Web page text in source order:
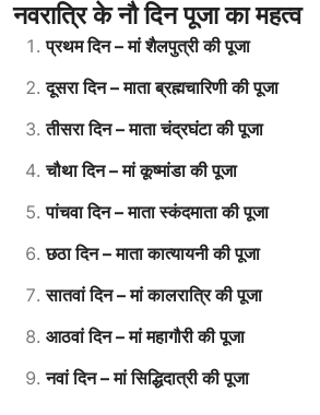
नवरात्रि के नौ दिन पूजा का महत्व
प्रथम दिन – मां शैलपुत्री की पूजा
दूसरा दिन – माता ब्रह्मचारिणी की पूजा
तीसरा दिन – माता चंद्रघंटा की पूजा
चौथा दिन – मां कूष्मांडा की पूजा
पांचवा दिन – माता स्कंदमाता की पूजा
छठा दिन – माता कात्यायनी की पूजा
सातवां दिन – मां कालरात्रि की पूजा
आठवां दिन – मां महागौरी की पूजा
नवां दिन – मां सिद्धिदात्री की पूजा